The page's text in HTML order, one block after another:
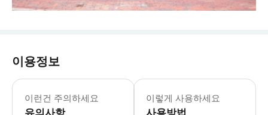
이용정보
이런건 주의하세요 이렇게 사용하세요